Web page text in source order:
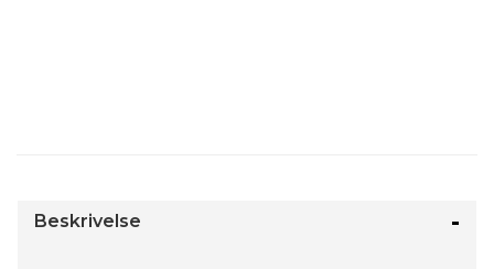
Beskrivelse